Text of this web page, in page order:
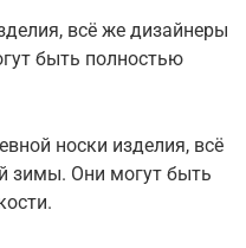
всё же дизайнеры
быть полностью
носки изделия, всё
зимы. Они могут быть